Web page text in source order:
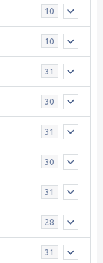
10
10
31
30
31
30
31
28
31